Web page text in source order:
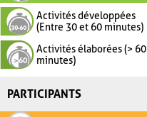
Activités développées
(Entre 30 et 60 minutes)
Activités élaborées (> 60
minutes)
PARTICIPANTS